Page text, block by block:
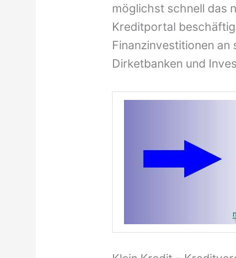
möglichst schnell das
Kreditportal
Finanzinvestitionen
Dirketbanken und